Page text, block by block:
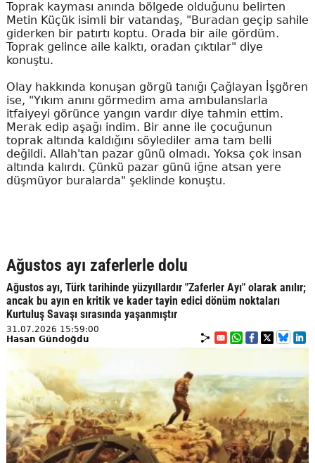
Toprak kayması anında bölgede olduğunu belirten
Metin Küçük isimli bir vatandaş, "Buradan geçip sahile
giderken bir patırtı koptu. Orada bir aile gördüm.
Toprak gelince aile kalktı, oradan çıktılar" diye
konuştu.
Olay hakkında konuşan görgü tanığı Çağlayan İşgören
ise, "Yıkım anını görmedim ama ambulanslarla
itfaiyeyi görünce yangın vardır diye tahmin ettim.
Merak edip aşağı indim. Bir anne ile çocuğunun
toprak altında kaldığını söylediler ama tam belli
değildi. Allah'tan pazar günü olmadı. Yoksa çok insan
altında kalırdı. Çünkü pazar günü iğne atsan yere
düşmüyor buralarda" şeklinde konuştu.
Ağustos ayı zaferlerle dolu
Ağustos ayı, Türk tarihinde yüzyıllardır "Zaferler Ayı" olarak anılır;
ancak bu ayın en kritik ve kader tayin edici dönüm noktaları
Kurtuluş Savaşı sırasında yaşanmıştır
31.07.2026 15:59:00
Hasan Gündoğdu